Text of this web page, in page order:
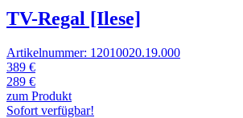
TV-Regal [Ilese]
Artikelnummer: 12010020.19.000
389 €
289 €
zum Produkt
Sofort verfügbar!